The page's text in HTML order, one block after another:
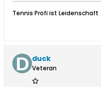
Tennis Profi ist Leidenschaft
duck
Veteran